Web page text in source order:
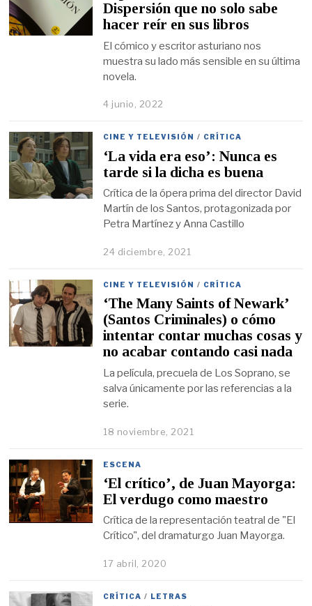
Dispersión que no solo sabe
hacer reír en sus libros
El cómico y escritor asturiano nos
muestra su lado más sensible en su última
novela.
4 junio, 2022
CINE Y TELEVISIÓN / CRÍTICA
‘La vida era eso’: Nunca es
tarde si la dicha es buena
Crítica de la ópera prima del director David
Martín de los Santos, protagonizada por
Petra Martínez y Anna Castillo
24 diciembre, 2021
CINE Y TELEVISIÓN / CRÍTICA
‘The Many Saints of Newark’
(Santos Criminales) o cómo
intentar contar muchas cosas y
no acabar contando casi nada
La película, precuela de Los Soprano, se
salva únicamente por las referencias a la
serie.
18 noviembre, 2021
ESCENA
‘El crítico’, de Juan Mayorga:
El verdugo como maestro
Crítica de la representación teatral de "El
Crítico", del dramaturgo Juan Mayorga.
17 abril, 2020
CRÍTICA / LETRAS